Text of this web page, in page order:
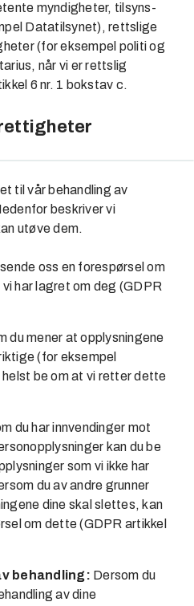
myndigheter, tilsyns-
Datatilsynet), rettslige
(for eksempel politi og
når vi er rettslig
6 nr. 1 bokstav c.
til vår behandling av
beskriver vi
utøve dem.
oss en forespørsel om
har lagret om deg (GDPR
du mener at opplysningene
(for eksempel
helst be om at vi retter dette
du har innvendinger mot
kan du be
som vi ikke har
du av andre grunner
dine skal slettes, kan
om dette (GDPR artikkel
behandling: Dersom du
av dine